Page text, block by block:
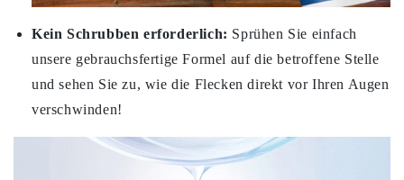
Kein Schrubben erforderlich: Sprühen Sie einfach
unsere gebrauchsfertige Formel auf die betroffene Stelle
und sehen Sie zu, wie die Flecken direkt vor Ihren Augen
verschwinden!